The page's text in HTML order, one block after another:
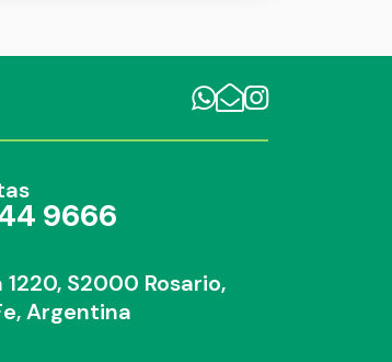
9666
1220, S2000 Rosario,
Argentina